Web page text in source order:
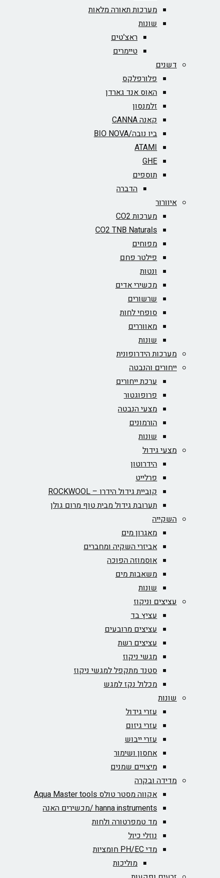
מערכות תאורה מלאות
שונות
ראצ'טים
טיימרים
דשנים
פלורפלקס
האוס אנד גארדן
זלמנסון
קאנה CANNA
ביו נובה/BIO NOVA‏
ATAMI
GHE
תוספים
הדברה
איוורור
מערכות CO2
CO2 TNB Naturals
מפוחים
פילטר פחם
ונטות
מכשירי אדים
שרשורים
סופחי לחות
מאווררים
שונות
מערכות הידרופונית
ייחורים והנבטה
ערכת ייחורים
פרופוגטור
מצעי הנבטה
הורמונים
שונות
מצעי גידול
הידרוטון
פרלייט
קוביית גידול הידרו – ROCKWOOL‏
תערובת גידול מבית טוף מרום גולן
השקייה
מאגרון מים
אביזרי השקיה ומחברים
אוסמוזה הפוכה
משאבות מים
שונות
עציצים וניקוז
עציץ בד
עציצים מרובעים
עציצים רשת
מגשי ניקוז
סטנד מתקפל למגשי ניקוז
מכלול נקז למגש
שונות
עזרי גידול
עזרי גיזום
עזרי ייבוש
אחסון ושימור
מיצויים שמנים
מדידה ובקרה
אקווה מסטר טולס Aqua Master tools
hanna instruments /מכשירים האנה
מד טמפרטורה ולחות
נוזלי כיול
מדי PH/EC חומציות
מוליכות